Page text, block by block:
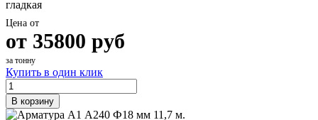
гладкая
Цена от
от 35800 руб
за тонну
Купить в один клик
В корзину